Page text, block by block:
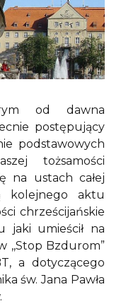
od dawna
postępujący
podstawowych
tożsamości
na ustach całej
kolejnego aktu
chrześcijańskie
jaki umieścił na
,,Stop Bzdurom”
a dotyczącego
św. Jana Pawła